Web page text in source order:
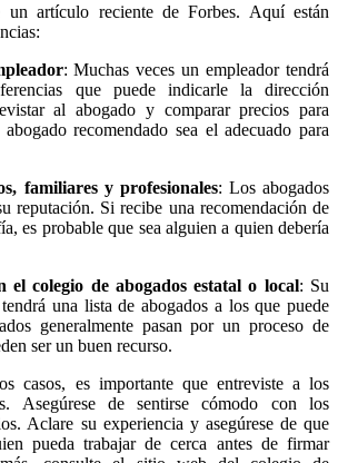
artículo reciente de Forbes. Aquí están
: Muchas veces un empleador tendrá
que puede indicarle la dirección
al abogado y comparar precios para
recomendado sea el adecuado para
familiares y profesionales: Los abogados
reputación. Si recibe una recomendación de
es probable que sea alguien a quien debería
el colegio de abogados estatal o local: Su
una lista de abogados a los que puede
generalmente pasan por un proceso de
ser un buen recurso.
casos, es importante que entreviste a los
Asegúrese de sentirse cómodo con los
Aclare su experiencia y asegúrese de que
pueda trabajar de cerca antes de firmar